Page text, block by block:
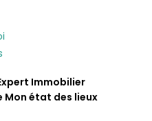
Immobilier
Mon état des lieux